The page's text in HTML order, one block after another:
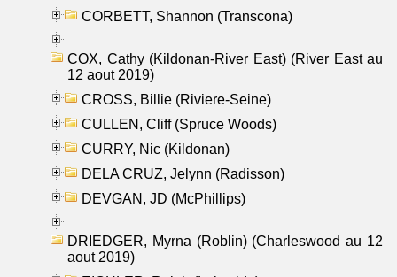
CORBETT, Shannon (Transcona)
COX, Cathy (Kildonan-River East) (River East au
12 aout 2019)
CROSS, Billie (Riviere-Seine)
CULLEN, Cliff (Spruce Woods)
CURRY, Nic (Kildonan)
DELA CRUZ, Jelynn (Radisson)
DEVGAN, JD (McPhillips)
DRIEDGER, Myrna (Roblin) (Charleswood au 12
aout 2019)